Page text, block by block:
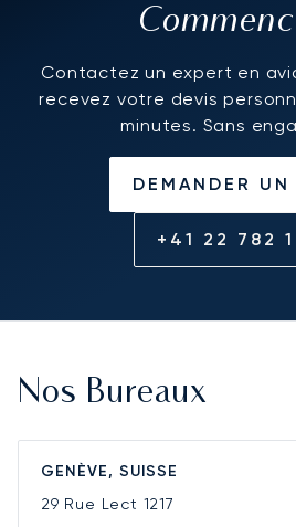
Contactez un expert en
recevez votre devis
minutes. Sans
DEMANDER UN
+41 22 782
Nos Bureaux
GENÈVE, SUISSE
29 Rue Lect 1217